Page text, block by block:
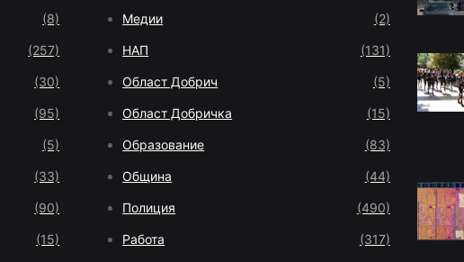
(8)
(257)
(30)
(95)
(5)
(33)
(90)
(15)
Медии (2)
НАП (131)
Област Добрич (5)
Област Добричка (15)
Образование (83)
Община (44)
Полиция (490)
Работа (317)